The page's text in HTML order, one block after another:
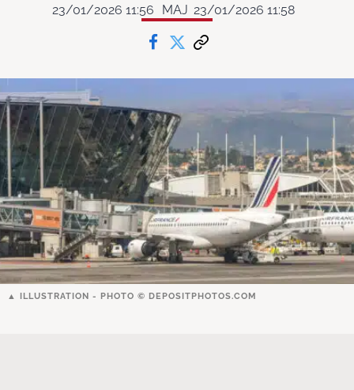
23/01/2026 11:56
MAJ 23/01/2026 11:58
ILLUSTRATION - PHOTO © DEPOSITPHOTOS.COM